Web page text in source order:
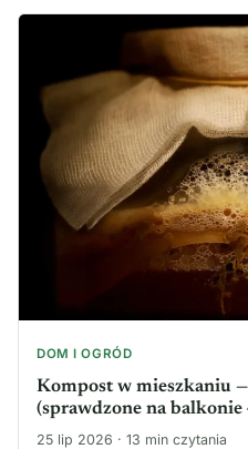
DOM I OGRÓD
Kompost w mieszkaniu
(sprawdzone na balkonie
25 lip 2026 · 13 min czytania